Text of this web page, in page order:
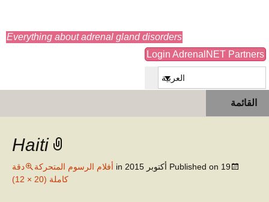
Everything about adrenal gland disorders
Login AdrenalNET Partners
العربية
القائمة
البحث
Haiti
Published on 19 أكتوبر 2015 أفلام الرسوم المتحركة
دقة
كاملة (20 × 12)